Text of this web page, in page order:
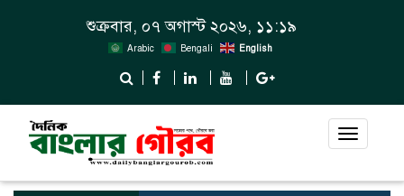
শুক্রবার, ০৭ অগাস্ট ২০২৬, ১১:১৯
Arabic Bengali English
Toggle